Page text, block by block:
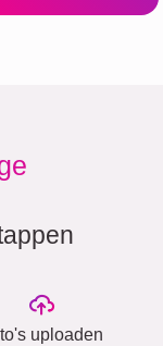
uploaden